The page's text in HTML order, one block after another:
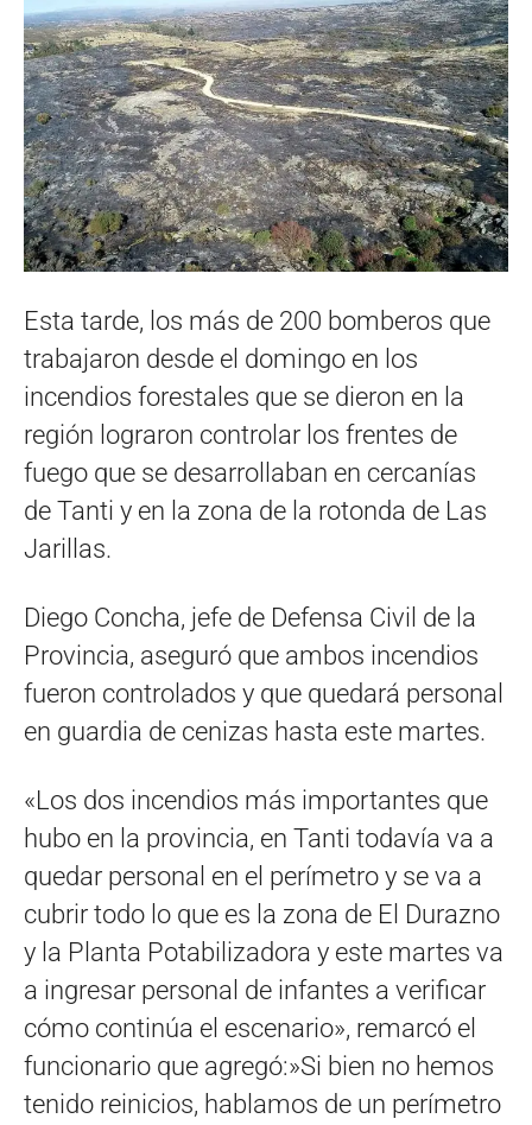
Esta tarde, los más de 200 bomberos que
trabajaron desde el domingo en los
incendios forestales que se dieron en la
región lograron controlar los frentes de
fuego que se desarrollaban en cercanías
de Tanti y en la zona de la rotonda de Las
Jarillas.
Diego Concha, jefe de Defensa Civil de la
Provincia, aseguró que ambos incendios
fueron controlados y que quedará personal
en guardia de cenizas hasta este martes.
«Los dos incendios más importantes que
hubo en la provincia, en Tanti todavía va a
quedar personal en el perímetro y se va a
cubrir todo lo que es la zona de El Durazno
y la Planta Potabilizadora y este martes va
a ingresar personal de infantes a verificar
cómo continúa el escenario», remarcó el
funcionario que agregó:»Si bien no hemos
tenido reinicios, hablamos de un perímetro